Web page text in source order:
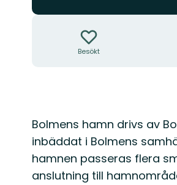
Besökt
Beskrivning
Bolmens hamn drivs av
inbäddat i Bolmens
hamnen passeras flera
anslutning till